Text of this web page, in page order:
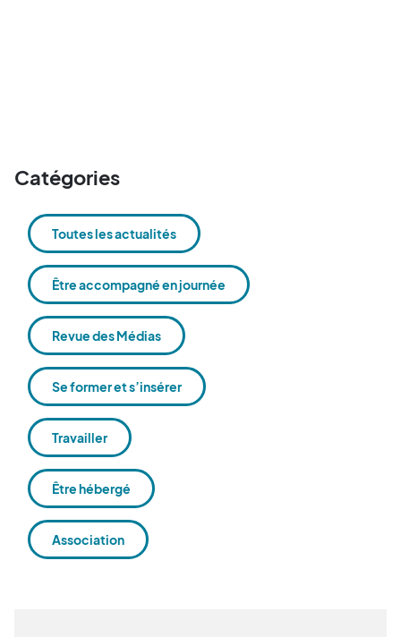
Catégories
Toutes les actualités
Être accompagné en journée
Revue des Médias
Se former et s’insérer
Travailler
Être hébergé
Association